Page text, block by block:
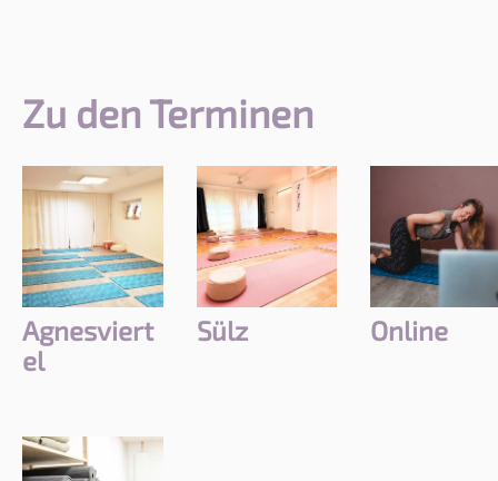
Zu den Terminen
Agnesviert
el
Sülz Online